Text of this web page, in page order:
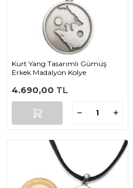
Kurt Yang Tasarımlı Gümüş
Erkek Madalyon Kolye
4.690,00 TL